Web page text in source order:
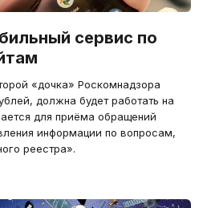
сервис по
«дочка» Роскомнадзора
должна будет работать на
для приёма обращений
информации по вопросам,
реестра».